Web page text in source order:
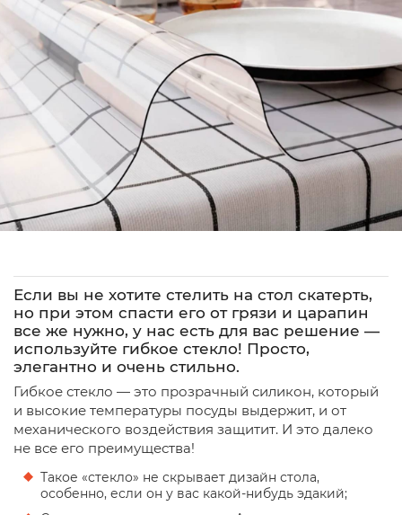
Если вы не хотите стелить на стол скатерть,
но при этом спасти его от грязи и царапин
все же нужно, у нас есть для вас решение —
используйте гибкое стекло! Просто,
элегантно и очень стильно.
Гибкое стекло — это прозрачный силикон, который
и высокие температуры посуды выдержит, и от
механического воздействия защитит. И это далеко
не все его преимущества!
Такое «стекло» не скрывает дизайн стола,
особенно, если он у вас какой-нибудь эдакий;